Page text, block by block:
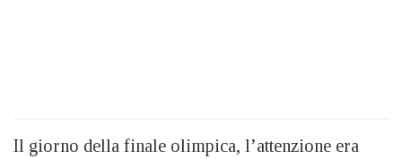
Il giorno della finale olimpica, l’attenzione era